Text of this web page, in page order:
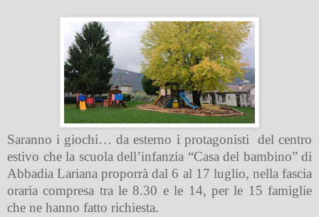
Saranno i giochi… da esterno i protagonisti
del centro
estivo che la scuola dell’infanzia “Casa del bambino” di
Abbadia Lariana proporrà dal 6 al 17 luglio, nella fascia
oraria compresa tra le 8.30 e le 14, per le 15 famiglie
che ne hanno fatto richiesta.